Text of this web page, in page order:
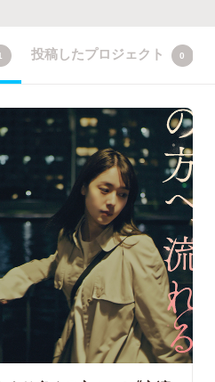
投稿したプロジェクト 0